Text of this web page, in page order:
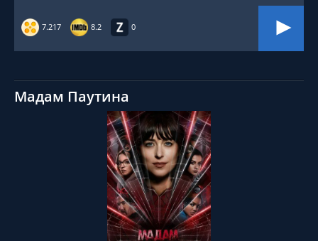
7.217 8.2 0
Мадам Паутина
СМОТРЕТЬ ОНЛАЙН